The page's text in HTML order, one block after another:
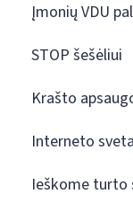
Įmonių VDU
STOP šešėliui
Krašto
Interneto
Ieškome turto